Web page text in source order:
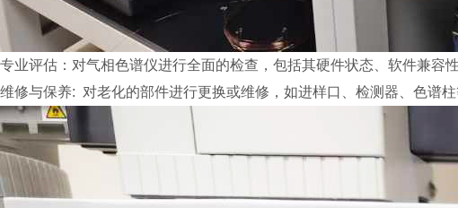
专业评估：对气相色谱仪进行全面的检查，包括其硬件状态、软件兼容
维修与保养: 对老化的部件进行更换或维修，如进样口、检测器、色谱